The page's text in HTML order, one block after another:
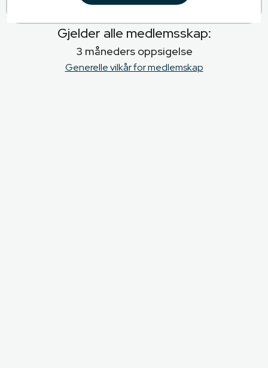
Gjelder alle medlemsskap:
3 måneders oppsigelse
Generelle vilkår for medlemskap